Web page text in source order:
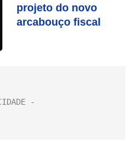
projeto do novo
arcabouço fiscal